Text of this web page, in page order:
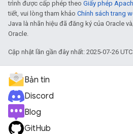
trình được cấp phép theo Giấy phép
tiết, vui lòng tham khảo Chính sách trang
Java là nhãn hiệu đã đăng ký của Oracle
Oracle.
Cập nhật lần gần đây nhất: 2025-07-26
Bản tin
Discord
Blog
GitHub